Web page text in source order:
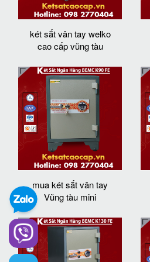
két sắt vân tay welko
cao cấp vũng tàu
mua két sắt vân tay
Vũng tàu mini